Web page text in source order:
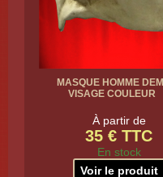
MASQUE HOMME DEMI
VISAGE COULEUR
À partir de
35 € TTC
En stock
Voir le produit